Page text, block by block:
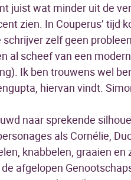
juist wat minder uit de
zien. In Couperus’ tijd
zelf geen
al scheef van een
Ik ben trouwens wel
hiervan vindt.
naar sprekende
als Cornélie,
knabbelen, graaien en
afgelopen